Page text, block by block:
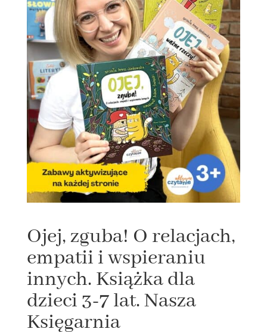
Ojej, zguba! O relacjach,
empatii i wspieraniu
innych. Książka dla
dzieci 3-7 lat. Nasza
Księgarnia